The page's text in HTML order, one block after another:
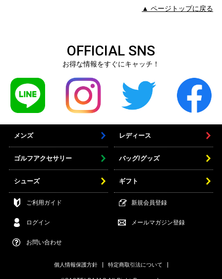
▲ ページトップに戻る
OFFICIAL SNS
お得な情報をすぐにキャッチ！
メンズ レディース
ゴルフアクセサリー バッグ/グッズ
シューズ ギフト
ご利用ガイド 新規会員登録
ログイン メールマガジン登録
お問い合わせ
個人情報保護方針 特定商取引法について